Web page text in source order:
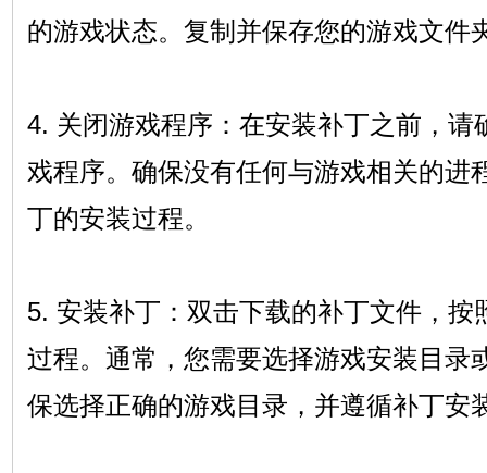
的游戏状态。复制并保存您的游戏文件
4. 关闭游戏程序：在安装补丁之前，请
戏程序。确保没有任何与游戏相关的进
丁的安装过程。
5. 安装补丁：双击下载的补丁文件，按
过程。通常，您需要选择游戏安装目录
保选择正确的游戏目录，并遵循补丁安